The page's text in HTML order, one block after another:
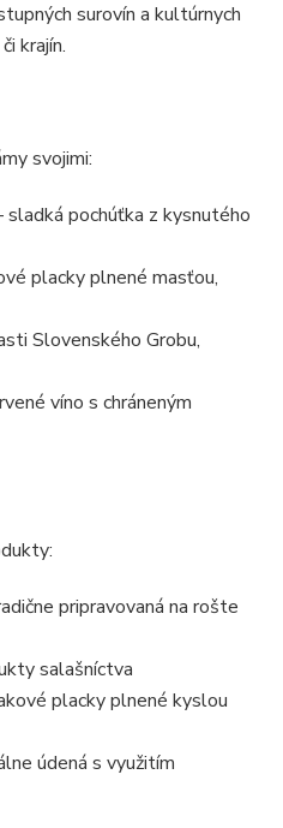
surovín a kultúrnych
krajín.
svojimi:
sladká pochúťka z kysnutého
placky plnené masťou,
Slovenského Grobu,
víno s chráneným
pripravovaná na rošte
salašníctva
placky plnené kyslou
údená s využitím